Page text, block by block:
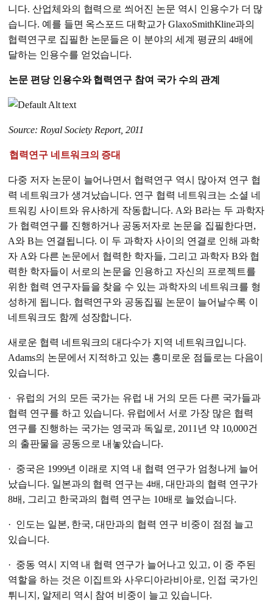
니다. 산업체와의 협력으로 씌어진 논문 역시 인용수가 더 많
습니다. 예를 들면 옥스포드 대학교가 GlaxoSmithKline과의
협력연구로 집필한 논문들은 이 분야의 세계 평균의 4배에
달하는 인용수를 얻었습니다.
논문 편당 인용수와 협력연구 참여 국가 수의 관계
Source: Royal Society Report, 2011
협력연구 네트워크의 증대
다중 저자 논문이 늘어나면서 협력연구 역시 많아져 연구 협
력 네트워크가 생겨났습니다. 연구 협력 네트워크는 소셜 네
트워킹 사이트와 유사하게 작동합니다. A와 B라는 두 과학자
가 협력연구를 진행하거나 공동저자로 논문을 집필한다면,
A와 B는 연결됩니다. 이 두 과학자 사이의 연결로 인해 과학
자 A와 다른 논문에서 협력한 학자들, 그리고 과학자 B와 협
력한 학자들이 서로의 논문을 인용하고 자신의 프로젝트를
위한 협력 연구자들을 찾을 수 있는 과학자의 네트워크를 형
성하게 됩니다. 협력연구와 공동집필 논문이 늘어날수록 이
네트워크도 함께 성장합니다.
새로운 협력 네트워크의 대다수가 지역 네트워크입니다.
Adams의 논문에서 지적하고 있는 흥미로운 점들로는 다음이
있습니다.
· 유럽의 거의 모든 국가는 유럽 내 거의 모든 다른 국가들과
협력 연구를 하고 있습니다. 유럽에서 서로 가장 많은 협력
연구를 진행하는 국가는 영국과 독일로, 2011년 약 10,000건
의 출판물을 공동으로 내놓았습니다.
· 중국은 1999년 이래로 지역 내 협력 연구가 엄청나게 늘어
났습니다. 일본과의 협력 연구는 4배, 대만과의 협력 연구가
8배, 그리고 한국과의 협력 연구는 10배로 늘었습니다.
· 인도는 일본, 한국, 대만과의 협력 연구 비중이 점점 늘고
있습니다.
· 중동 역시 지역 내 협력 연구가 늘어나고 있고, 이 중 주된
역할을 하는 것은 이집트와 사우디아라비아로, 인접 국가인
튀니지, 알제리 역시 참여 비중이 늘고 있습니다.